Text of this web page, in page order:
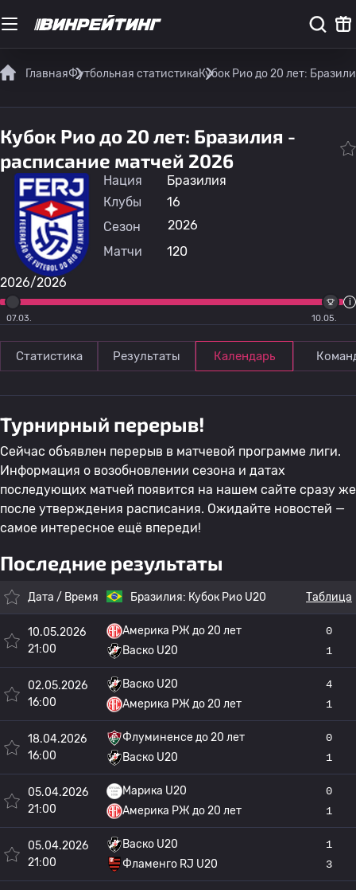
ГлавнаяФутбольная статистикаКубок Рио до 20 лет:
Кубок Рио до 20 лет: Бразилия -
расписание матчей 2026
2026/2026
10.05.
07.03.
Нация
Бразилия
Клубы
16
Сезон
2026
Матчи
120
Статистика Результаты Календарь
Турнирный перерыв!
Сейчас объявлен перерыв в матчевой программе лиги.
Информация о возобновлении сезона и датах
последующих матчей появится на нашем сайте сразу же
после утверждения расписания. Ожидайте новостей —
самое интересное ещё впереди!
Последние результаты
Дата / Время Бразилия: Кубок Рио U20 Таблица
10.05.2026
21:00
Америка РЖ до 20 лет
Васко U20
0
1
02.05.2026
16:00
Васко U20
Америка РЖ до 20 лет
4
1
18.04.2026
16:00
Флуминенсе до 20 лет
Васко U20
0
1
05.04.2026
21:00
Марика U20
Америка РЖ до 20 лет
0
1
05.04.2026
21:00
Васко U20
Фламенго RJ U20
1
3